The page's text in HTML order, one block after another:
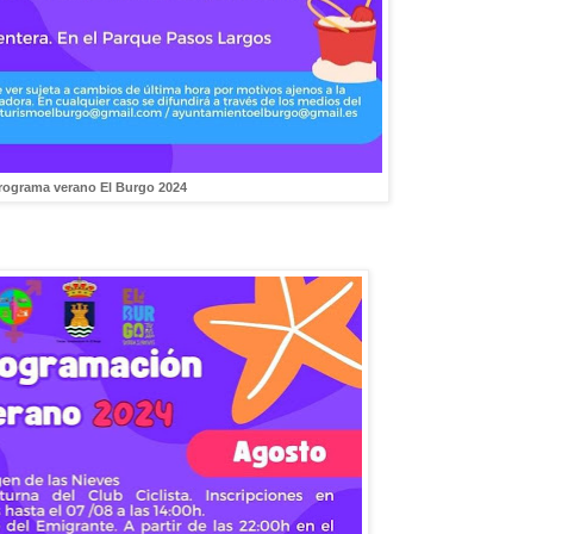
verano El Burgo 2024